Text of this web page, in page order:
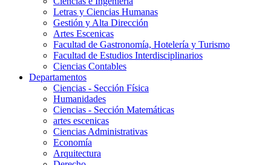
Letras y Ciencias Humanas
Gestión y Alta Dirección
Artes Escenicas
Facultad de Gastronomía, Hotelería y Turismo
Facultad de Estudios Interdisciplinarios
Ciencias Contables
Departamentos
Ciencias - Sección Física
Humanidades
Ciencias - Sección Matemáticas
artes escenicas
Ciencias Administrativas
Economía
Arquitectura